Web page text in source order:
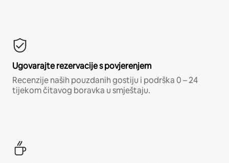
Ugovarajte rezervacije s povjerenjem
Recenzije naših pouzdanih gostiju i podrška 0 – 24
tijekom čitavog boravka u smještaju.